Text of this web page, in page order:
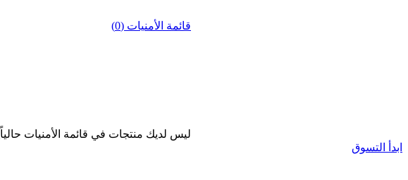
قائمة الأمنيات (0)
ليس لديك منتجات في قائمة الأمنيات حالياً
ابدأ التسوق